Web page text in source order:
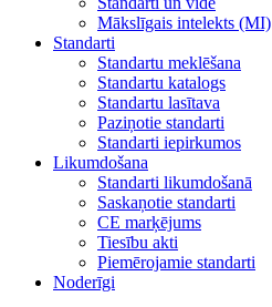
Mākslīgais intelekts (MI)
Standarti
Standartu meklēšana
Standartu katalogs
Standartu lasītava
Paziņotie standarti
Standarti iepirkumos
Likumdošana
Standarti likumdošanā
Saskaņotie standarti
CE marķējums
Tiesību akti
Piemērojamie standarti
Noderīgi